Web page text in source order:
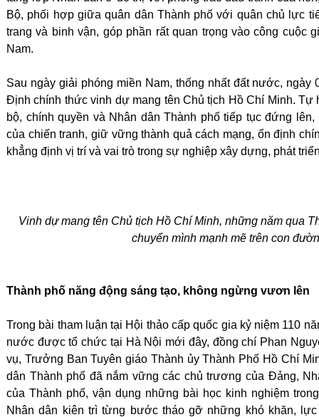
Bộ, phối hợp giữa quân dân Thành phố với quân chủ lực
trang và binh vận, góp phần rất quan trọng vào công cuộc
Nam.
Sau ngày giải phóng miền Nam, thống nhất đất nước, ngày
Định chính thức vinh dự mang tên Chủ tịch Hồ Chí Minh. Tự
bộ, chính quyền và Nhân dân Thành phố tiếp tục đứng
của chiến tranh, giữ vững thành quả cách mạng, ổn định
khẳng định vị trí và vai trò trong sự nghiệp xây dựng, phát
Vinh dự mang tên Chủ tịch Hồ Chí Minh, những năm qua
chuyển mình mạnh mẽ trên con
Thành phố năng động sáng tạo, không ngừng vươn lên
Trong bài tham luận tại Hội thảo cấp quốc gia kỷ niệm 110
nước được tổ chức tại Hà Nội mới đây, đồng chí Phan
vụ, Trưởng Ban Tuyên giáo Thành ủy Thành Phố Hồ Chí
dân Thành phố đã nắm vững các chủ trương của Đảng,
của Thành phố, vận dụng những bài học kinh nghiệm
Nhân dân kiên trì từng bước tháo gỡ những khó khăn,